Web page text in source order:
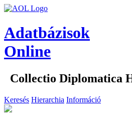
Adatbázisok
Online
Collectio Diplomatica
Keresés Hierarchia Információ